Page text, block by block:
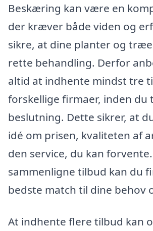
Beskæring kan være en
der kræver både viden og
sikre, at dine planter og
rette behandling. Derfor
altid at indhente mindst tre
forskellige firmaer, inden
beslutning. Dette sikrer, at
idé om prisen, kvaliteten af
den service, du kan
sammenligne tilbud kan du
bedste match til dine behov
At indhente flere tilbud kan